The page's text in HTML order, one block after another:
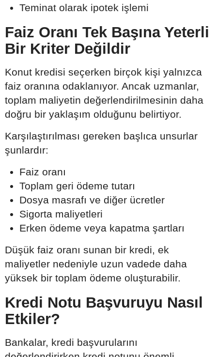
Teminat olarak ipotek işlemi
Faiz Oranı Tek Başına Yeterli
Bir Kriter Değildir
Konut kredisi seçerken birçok kişi yalnızca
faiz oranına odaklanıyor. Ancak uzmanlar,
toplam maliyetin değerlendirilmesinin daha
doğru bir yaklaşım olduğunu belirtiyor.
Karşılaştırılması gereken başlıca unsurlar
şunlardır:
Faiz oranı
Toplam geri ödeme tutarı
Dosya masrafı ve diğer ücretler
Sigorta maliyetleri
Erken ödeme veya kapatma şartları
Düşük faiz oranı sunan bir kredi, ek
maliyetler nedeniyle uzun vadede daha
yüksek bir toplam ödeme oluşturabilir.
Kredi Notu Başvuruyu Nasıl
Etkiler?
Bankalar, kredi başvurularını